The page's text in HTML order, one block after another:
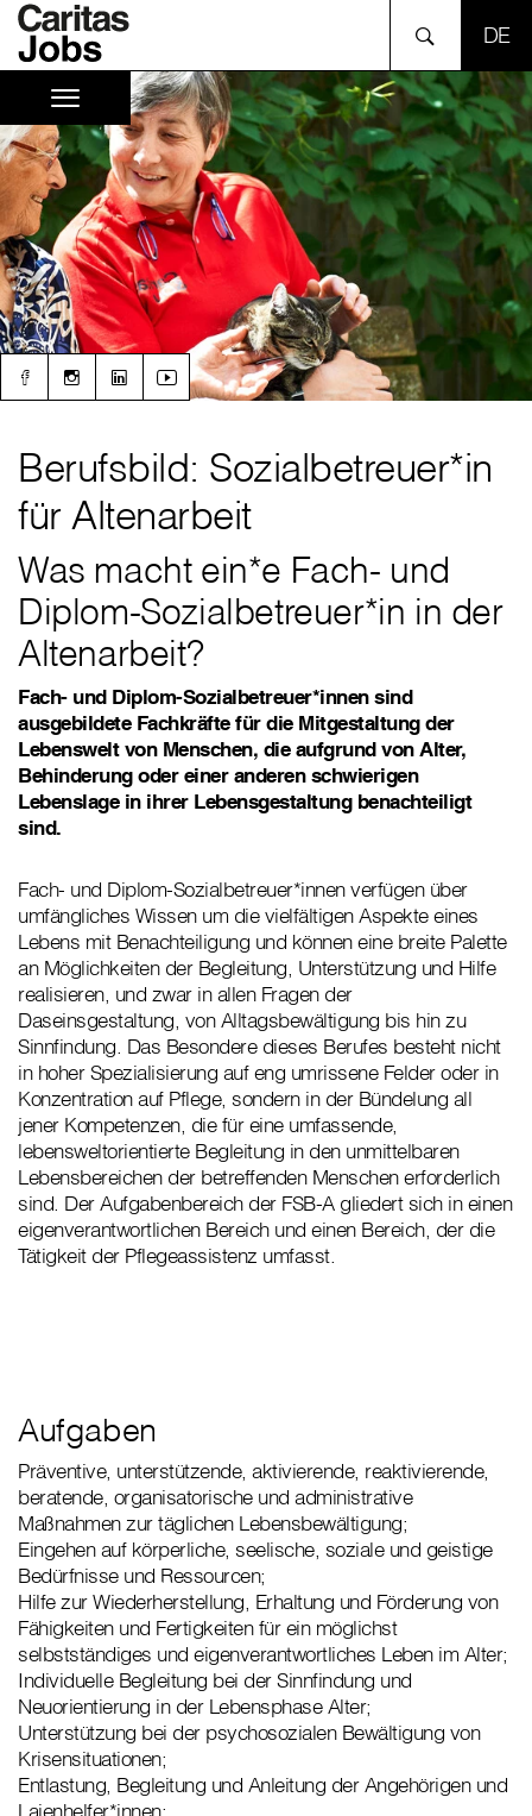
Berufsbild: Sozialbetreuer*in
für Altenarbeit
Was macht ein*e Fach- und
Diplom-Sozialbetreuer*in in der
Altenarbeit?
Fach- und Diplom-Sozialbetreuer*innen sind
ausgebildete Fachkräfte für die Mitgestaltung der
Lebenswelt von Menschen, die aufgrund von Alter,
Behinderung oder einer anderen schwierigen
Lebenslage in ihrer Lebensgestaltung benachteiligt
sind.
Fach- und Diplom-Sozialbetreuer*innen verfügen über
umfängliches Wissen um die vielfältigen Aspekte eines
Lebens mit Benachteiligung und können eine breite Palette
an Möglichkeiten der Begleitung, Unterstützung und Hilfe
realisieren, und zwar in allen Fragen der
Daseinsgestaltung, von Alltagsbewältigung bis hin zu
Sinnfindung. Das Besondere dieses Berufes besteht nicht
in hoher Spezialisierung auf eng umrissene Felder oder in
Konzentration auf Pflege, sondern in der Bündelung all
jener Kompetenzen, die für eine umfassende,
lebensweltorientierte Begleitung in den unmittelbaren
Lebensbereichen der betreffenden Menschen erforderlich
sind. Der Aufgabenbereich der FSB-A gliedert sich in einen
eigenverantwortlichen Bereich und einen Bereich, der die
Tätigkeit der Pflegeassistenz umfasst.
Aufgaben
Präventive, unterstützende, aktivierende, reaktivierende,
beratende, organisatorische und administrative
Maßnahmen zur täglichen Lebensbewältigung;
Eingehen auf körperliche, seelische, soziale und geistige
Bedürfnisse und Ressourcen;
Hilfe zur Wiederherstellung, Erhaltung und Förderung von
Fähigkeiten und Fertigkeiten für ein möglichst
selbstständiges und eigenverantwortliches Leben im Alter;
Individuelle Begleitung bei der Sinnfindung und
Neuorientierung in der Lebensphase Alter;
Unterstützung bei der psychosozialen Bewältigung von
Krisensituationen;
Entlastung, Begleitung und Anleitung der Angehörigen und